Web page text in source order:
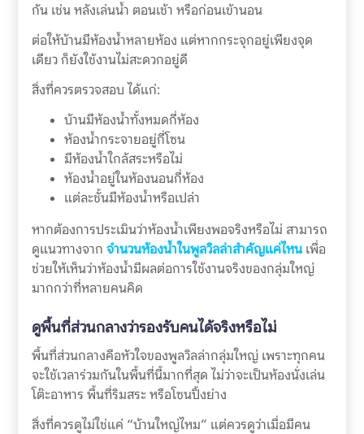
กัน เช่น หลังเล่นน้ำ ตอนเช้า หรือก่อนเข้านอน
ต่อให้บ้านมีห้องน้ำหลายห้อง แต่หากกระจุกอยู่เพียงจุด
เดียว ก็ยังใช้งานไม่สะดวกอยู่ดี
สิ่งที่ควรตรวจสอบ ได้แก่:
บ้านมีห้องน้ำทั้งหมดกี่ห้อง
ห้องน้ำกระจายอยู่กี่โซน
มีห้องน้ำใกล้สระหรือไม่
ห้องน้ำอยู่ในห้องนอนกี่ห้อง
แต่ละชั้นมีห้องน้ำหรือเปล่า
หากต้องการประเมินว่าห้องน้ำเพียงพอจริงหรือไม่ สามารถ
ดูแนวทางจาก จำนวนห้องน้ำในพูลวิลล่าสำคัญแค่ไหนเพื่อ
ช่วยให้เห็นว่าห้องน้ำมีผลต่อการใช้งานจริงของกลุ่มใหญ่
มากกว่าที่หลายคนคิด
ดูพื้นที่ส่วนกลางว่ารองรับคนได้จริงหรือไม่
พื้นที่ส่วนกลางคือหัวใจของพูลวิลล่ากลุ่มใหญ่ เพราะทุกคน
จะใช้เวลาร่วมกันในพื้นที่นี้มากที่สุด ไม่ว่าจะเป็นห้องนั่งเล่น
โต๊ะอาหาร พื้นที่ริมสระ หรือโซนปิ้งย่าง
สิ่งที่ควรดูไม่ใช่แค่ “บ้านใหญ่ไหม” แต่ควรดูว่าเมื่อมีคน